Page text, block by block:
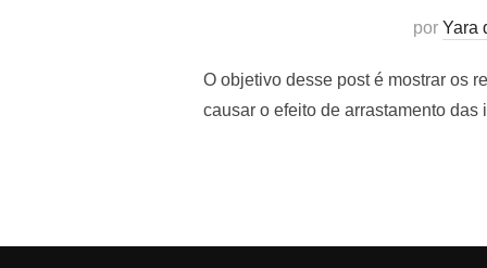
por Yara
O objetivo desse post é mostrar os
causar o efeito de arrastamento